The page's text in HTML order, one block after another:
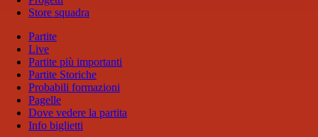
Store squadra
Partite
Live
Partite più importanti
Partite Storiche
Probabili formazioni
Pagelle
Dove vedere la partita
Info biglietti